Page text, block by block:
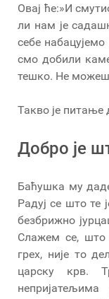
Овај ће:»И
ли нам је
себе
смо добили
тешко. Не
Такво је питање
Добро је
Баћушка му
Радуј се што те
безбрижно
Слажем се, што
грех, није то
царску крв.